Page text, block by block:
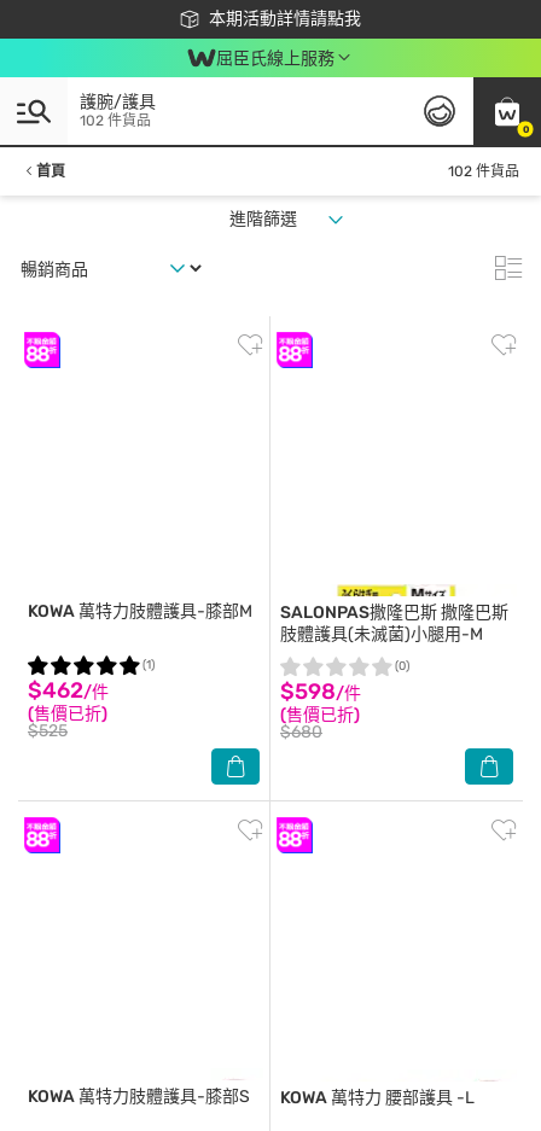
本期活動詳情請點我
下載app最高回饋$350
屈臣氏線上服務
0
護腕/護具
102 件貨品
首頁 102 件貨品
進階篩選
KOWA萬特力肢體護具-膝部M
$462/件
(售價已折)
$525
(1)
SALONPAS撒隆巴斯撒隆巴斯
肢體護具(未滅菌)小腿用-M
$598/件
(售價已折)
$680
(0)
KOWA萬特力肢體護具-膝部S KOWA萬特力 腰部護具 -L